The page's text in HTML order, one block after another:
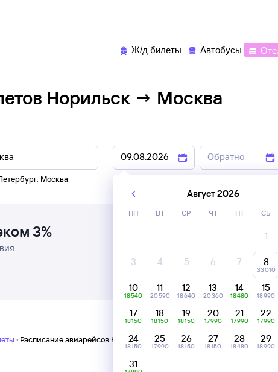
Ж/д билеты Автобусы
Норильск → Москва
, Москва
3%
· Расписание авиарейсов Норильск — Москва
Август 2026
ПН ВТ СР ЧТ ПТ СБ
1
3 4 5 6 7 8
33 ⁠010
10
18 ⁠540
11
20 ⁠590
12
18 ⁠640
13
20 ⁠360
14
18 ⁠480
15
18 ⁠990
17
18 ⁠150
18
18 ⁠150
19
18 ⁠150
20
17 ⁠990
21
17 ⁠990
22
17 ⁠990
24
18 ⁠150
25
17 ⁠990
26
18 ⁠150
27
18 ⁠150
28
18 ⁠480
29
18 ⁠990
31